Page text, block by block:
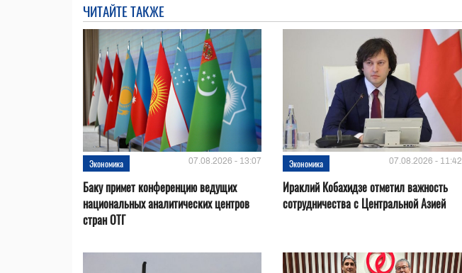
ЧИТАЙТЕ ТАКЖЕ
Экономика 07.08.2026 - 13:07
Баку примет конференцию ведущих
национальных аналитических центров
стран ОТГ
Экономика 07.08.2026 - 11:42
Ираклий Кобахидзе отметил важность
сотрудничества с Центральной Азией